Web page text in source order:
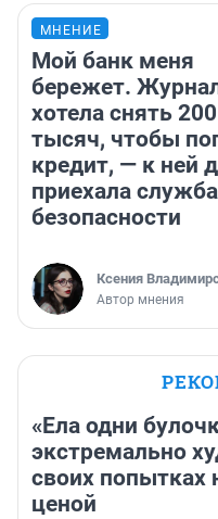
МНЕНИЕ
Мой банк меня
бережет.
хотела снять 200
тысяч, чтобы
кредит, — к ней
приехала служба
безопасности
Ксения
Автор мнения
«Ела одни
экстремально
своих попытках
ценой